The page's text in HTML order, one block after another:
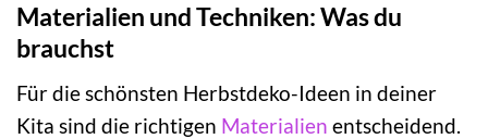
Materialien und Techniken: Was du
brauchst
Für die schönsten Herbstdeko-Ideen in deiner
Kita sind die richtigen Materialien entscheidend.